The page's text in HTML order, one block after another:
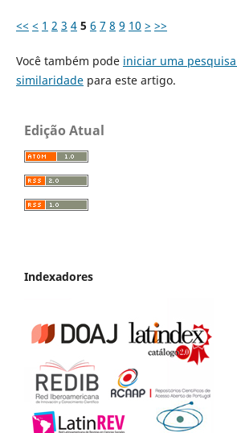
<< < 1 2 3 4 5 6 7 8 9 10 > >>
Você também pode iniciar uma
similaridadepara este artigo.
Edição Atual
Indexadores